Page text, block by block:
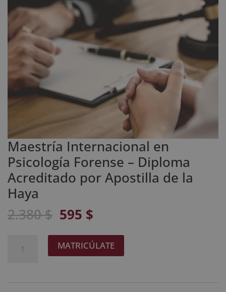
Maestría Internacional en
Psicología Forense – Diploma
Acreditado por Apostilla de la
Haya
2.380$ El
precio
original
era:
595 $
actual
es:
Internacional
MATRICÚLATE